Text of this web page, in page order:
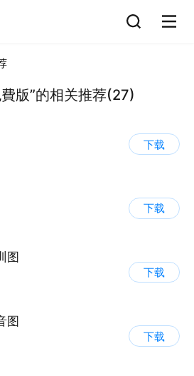
版”的相关推荐(27)
下载
下载
图
下载
图
下载